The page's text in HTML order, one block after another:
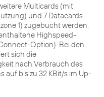
Multicards (mit
und 7 Datacards
1) zugebucht werden,
Highspeed-
Option). Bei den
sich die
nach Verbrauch des
auf bis zu 32 KBit/s im Up-